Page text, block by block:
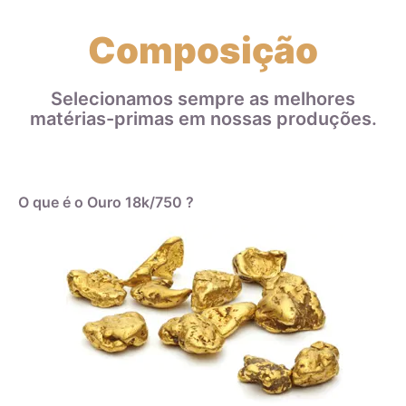
Composição
Selecionamos sempre as melhores
matérias-primas em nossas produções.
O que é o Ouro 18k/750 ?